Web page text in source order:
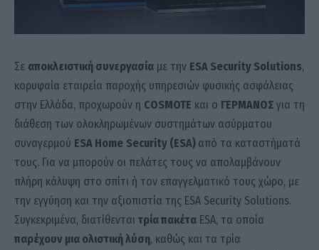
Σε αποκλειστική συνεργασία με την ESA Security Solutions,
κορυφαία εταιρεία παροχής υπηρεσιών φυσικής ασφάλειας
στην Ελλάδα, προχωρούν η COSMOTE και ο ΓΕΡΜΑΝΟΣ για τη
διάθεση των ολοκληρωμένων συστημάτων ασύρματου
συναγερμού ESA Home Security (ESA) από τα καταστήματά
τους. Για να μπορούν οι πελάτες τους να απολαμβάνουν
πλήρη κάλυψη στο σπίτι ή τον επαγγελματικό τους χώρο, με
την εγγύηση και την αξιοπιστία της ESA Security Solutions.
Συγκεκριμένα, διατίθενται τρία πακέτα ESA, τα οποία
παρέχουν μια ολιστική λύση, καθώς και τα τρία